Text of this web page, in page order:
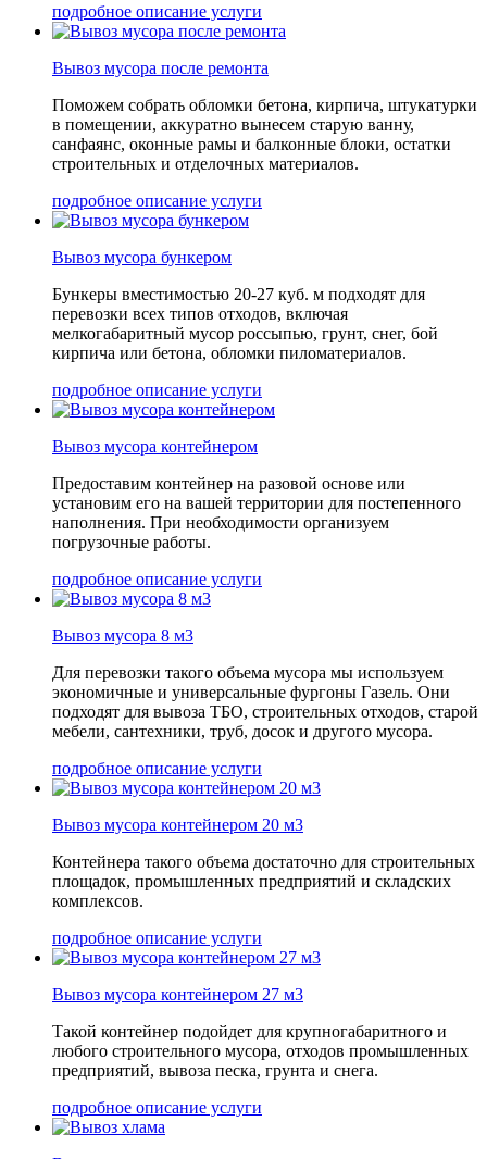
подробное описание услуги
Вывоз мусора после ремонта
Поможем собрать обломки бетона, кирпича, штукатурки
в помещении, аккуратно вынесем старую ванну,
санфаянс, оконные рамы и балконные блоки, остатки
строительных и отделочных материалов.
подробное описание услуги
Вывоз мусора бункером
Бункеры вместимостью 20-27 куб. м подходят для
перевозки всех типов отходов, включая
мелкогабаритный мусор россыпью, грунт, снег, бой
кирпича или бетона, обломки пиломатериалов.
подробное описание услуги
Вывоз мусора контейнером
Предоставим контейнер на разовой основе или
установим его на вашей территории для постепенного
наполнения. При необходимости организуем
погрузочные работы.
подробное описание услуги
Вывоз мусора 8 м3
Для перевозки такого объема мусора мы используем
экономичные и универсальные фургоны Газель. Они
подходят для вывоза ТБО, строительных отходов, старой
мебели, сантехники, труб, досок и другого мусора.
подробное описание услуги
Вывоз мусора контейнером 20 м3
Контейнера такого объема достаточно для строительных
площадок, промышленных предприятий и складских
комплексов.
подробное описание услуги
Вывоз мусора контейнером 27 м3
Такой контейнер подойдет для крупногабаритного и
любого строительного мусора, отходов промышленных
предприятий, вывоза песка, грунта и снега.
подробное описание услуги